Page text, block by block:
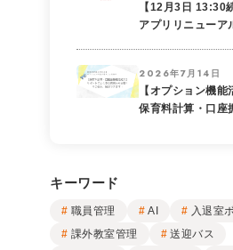
るの？ ― 開催の
せ
【12月3日 13:30
アプリリニューア
2026年7月14日
【オプション機能
保育料計算・口座
キーワード
職員管理 AI
入退室
課外教室管理
送迎バス